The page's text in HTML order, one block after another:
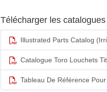
Télécharger les
Illustrated Parts Catalog
Catalogue Toro Louchets
Tableau De Référence